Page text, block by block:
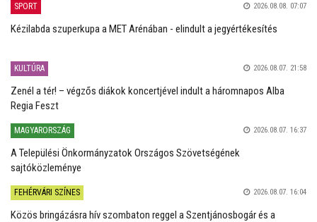
SPORT 2026.08.08. 07:07
Kézilabda szuperkupa a MET Arénában - elindult a jegyértékesítés
KULTÚRA 2026.08.07. 21:58
Zenél a tér! – végzős diákok koncertjével indult a háromnapos Alba
Regia Feszt
MAGYARORSZÁG 2026.08.07. 16:37
A Települési Önkormányzatok Országos Szövetségének
sajtóközleménye
FEHÉRVÁRI SZÍNES 2026.08.07. 16:04
Közös bringázásra hív szombaton reggel a Szentjánosbogár és a